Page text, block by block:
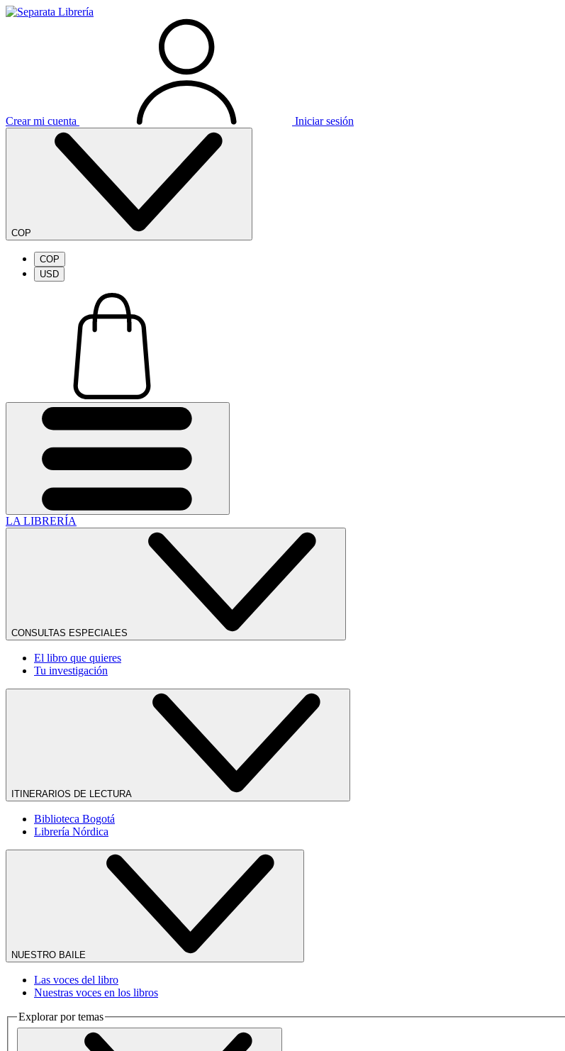
Crear mi cuenta Iniciar sesión
COP
COP
USD
LA LIBRERÍA
CONSULTAS ESPECIALES
El libro que quieres
Tu investigación
ITINERARIOS DE LECTURA
Biblioteca Bogotá
Librería Nórdica
NUESTRO BAILE
Las voces del libro
Nuestras voces en los libros
Explorar por temas